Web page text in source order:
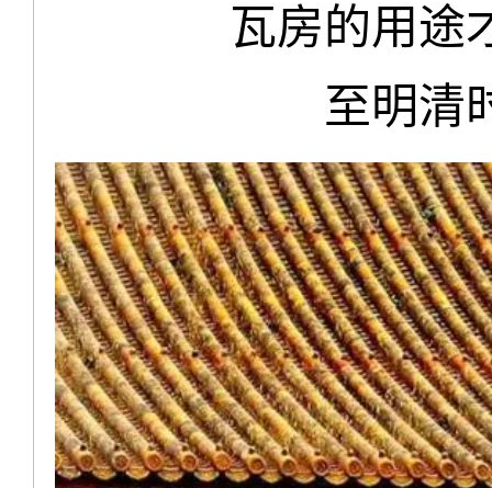
瓦房的用途
至明清